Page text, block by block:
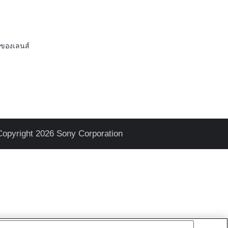
องเลนส์
2026 Sony Corporation